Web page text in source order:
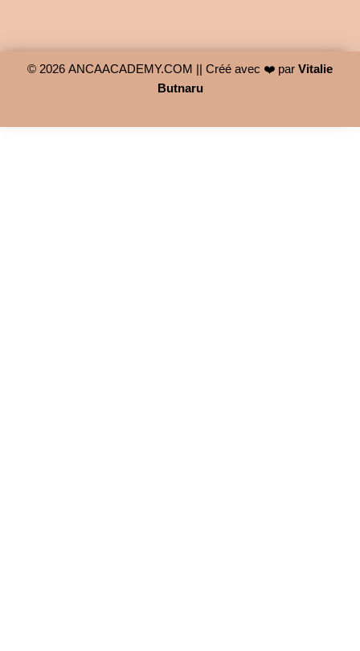
b
o
a
g
© 2026 ANCAACADEMY.COM || Créé avec ❤️ par Vitalie
Butnaru